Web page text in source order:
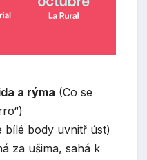
a rýma (Co se
bílé body uvnitř úst)
za ušima, sahá k